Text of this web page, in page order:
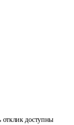
отклик доступны